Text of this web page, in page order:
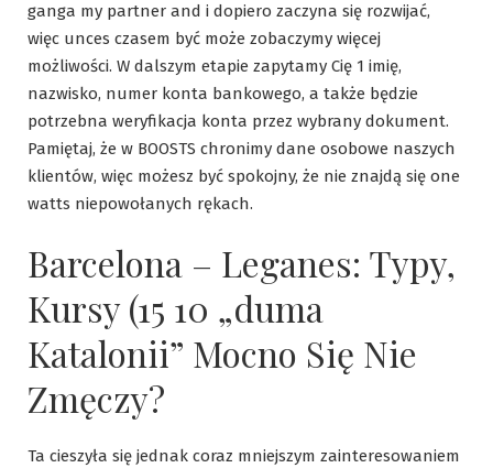
ganga my partner and i dopiero zaczyna się rozwijać,
więc unces czasem być może zobaczymy więcej
możliwości. W dalszym etapie zapytamy Cię 1 imię,
nazwisko, numer konta bankowego, a także będzie
potrzebna weryfikacja konta przez wybrany dokument.
Pamiętaj, że w BOOSTS chronimy dane osobowe naszych
klientów, więc możesz być spokojny, że nie znajdą się one
watts niepowołanych rękach.
Barcelona – Leganes: Typy,
Kursy (15 10 „duma
Katalonii” Mocno Się Nie
Zmęczy?
Ta cieszyła się jednak coraz mniejszym zainteresowaniem